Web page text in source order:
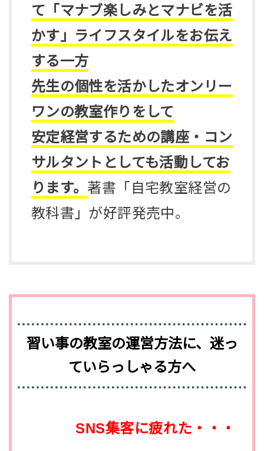
て「マナブ楽しみとマナビを活
かす」ライフスタイルをお伝え
する一方
先生の個性を活かしたオンリー
ワンの教室作りをして
安定経営するための講座・コン
サルタントとしても活動してお
ります。 著書「自宅教室経営の
教科書」が好評発売中。
習い事の教室の運営方法に、迷っ
ていらっしゃる方へ
SNS集客に疲れた・・・